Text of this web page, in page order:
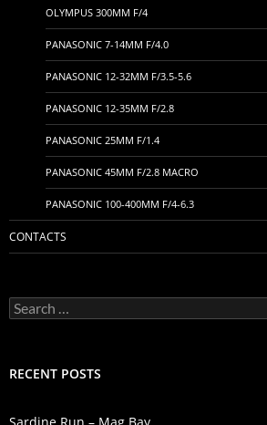
OLYMPUS 300MM F/4
PANASONIC 7-14MM F/4.0
PANASONIC 12-32MM F/3.5-5.6
PANASONIC 12-35MM F/2.8
PANASONIC 25MM F/1.4
PANASONIC 45MM F/2.8 MACRO
PANASONIC 100-400MM F/4-6.3
CONTACTS
Search
for:
RECENT POSTS